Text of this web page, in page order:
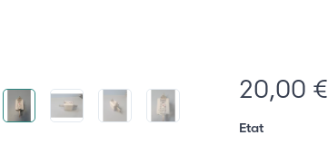
20,00 €
Etat